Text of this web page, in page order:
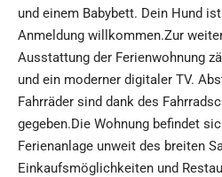
und einem Babybett. Dein Hund
Anmeldung willkommen.Zur
Ausstattung der Ferienwohnung
und ein moderner digitaler TV.
Fahrräder sind dank des
gegeben.Die Wohnung befindet
Ferienanlage unweit des breiten
Einkaufsmöglichkeiten und